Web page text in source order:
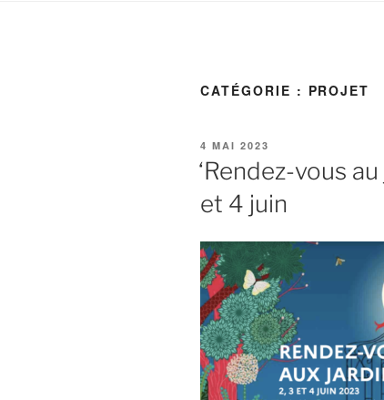
CATÉGORIE : PROJET
PUBLIÉ
LE
4 MAI 2023
‘Rendez-vous
et 4 juin